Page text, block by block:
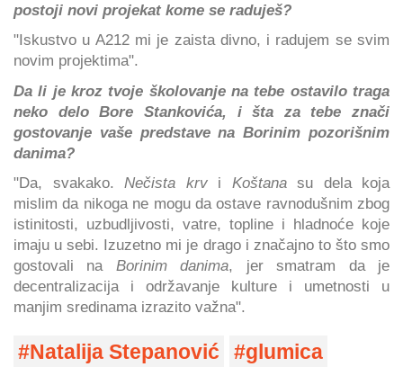
postoji novi projekat kome se raduješ?
"Iskustvo u A212 mi je zaista divno, i radujem se svim
novim projektima".
Da li je kroz tvoje školovanje na tebe ostavilo traga
neko delo Bore Stankovića, i šta za tebe znači
gostovanje vaše predstave na Borinim pozorišnim
danima?
"Da, svakako. Nečista krvi Koštanasu dela koja
mislim da nikoga ne mogu da ostave ravnodušnim zbog
istinitosti, uzbudljivosti, vatre, topline i hladnoće koje
imaju u sebi. Izuzetno mi je drago i značajno to što smo
gostovali na Borinim danima, jer smatram da je
decentralizacija i održavanje kulture i umetnosti u
manjim sredinama izrazito važna".
Natalija Stepanović
glumica